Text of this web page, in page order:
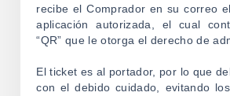
recibe el Comprador en su correo
aplicación autorizada, el cual
“QR” que le otorga el derecho de
El ticket es al portador, por lo que
con el debido cuidado, evitando